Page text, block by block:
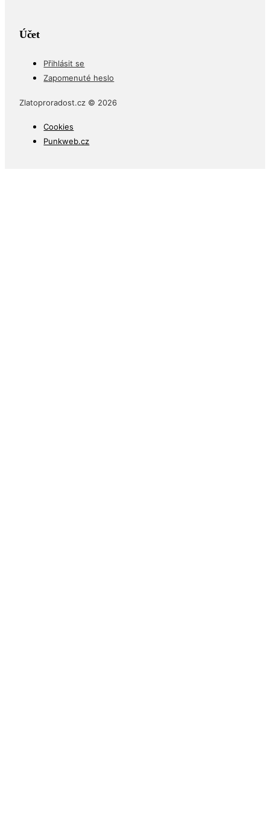
Účet
Přihlásit se
Zapomenuté heslo
Zlatoproradost.cz © 2026
Cookies
Punkweb.cz